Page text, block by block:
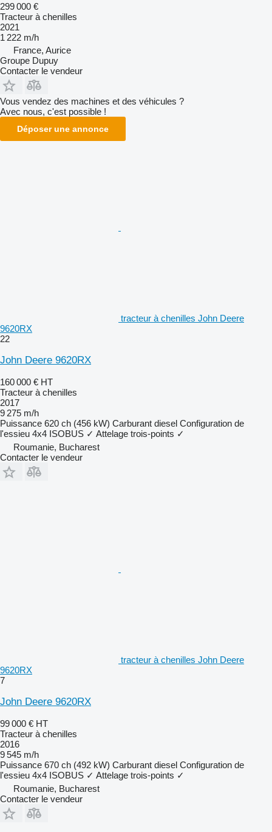
299 000 €
Tracteur à chenilles
2021
1 222 m/h
France, Aurice
Groupe Dupuy
Contacter le vendeur
Vous vendez des machines et des véhicules ?
Avec nous, c'est possible !
Déposer une annonce
tracteur à chenilles John Deere
9620RX
22
John Deere 9620RX
160 000 € HT
Tracteur à chenilles
2017
9 275 m/h
Puissance 620 ch (456 kW) Carburant diesel Configuration de
l'essieu 4x4 ISOBUS ✓ Attelage trois-points ✓
Roumanie, Bucharest
Contacter le vendeur
tracteur à chenilles John Deere
9620RX
7
John Deere 9620RX
99 000 € HT
Tracteur à chenilles
2016
9 545 m/h
Puissance 670 ch (492 kW) Carburant diesel Configuration de
l'essieu 4x4 ISOBUS ✓ Attelage trois-points ✓
Roumanie, Bucharest
Contacter le vendeur